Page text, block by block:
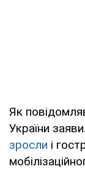
Як
України
зросли і